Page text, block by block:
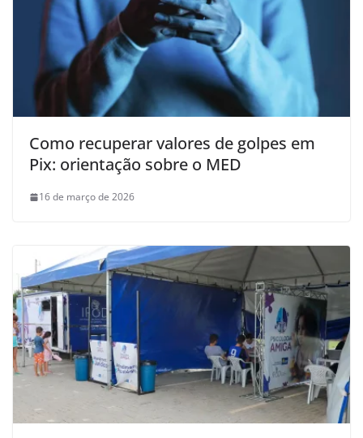
Como recuperar valores de golpes em
Pix: orientação sobre o MED
16 de março de 2026